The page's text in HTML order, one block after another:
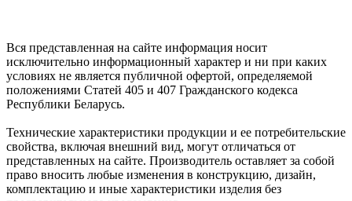
Вся представленная на сайте информация носит
исключительно информационный характер и ни при каких
условиях не является публичной офертой, определяемой
положениями Статей 405 и 407 Гражданского кодекса
Республики Беларусь.
Технические характеристики продукции и ее потребительские
свойства, включая внешний вид, могут отличаться от
представленных на сайте. Производитель оставляет за собой
право вносить любые изменения в конструкцию, дизайн,
комплектацию и иные характеристики изделия без